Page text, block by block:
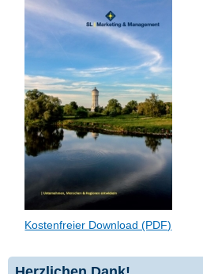
Kostenfreier Download (PDF)